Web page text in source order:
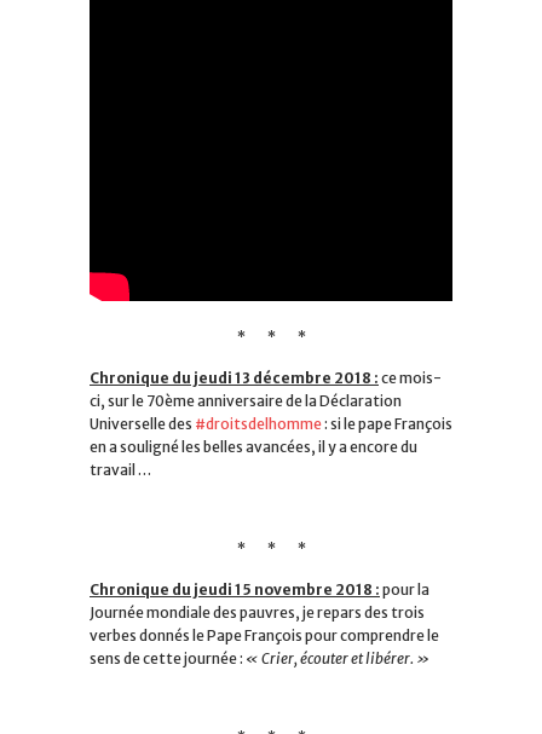
* * *
Chronique du jeudi 13 décembre 2018 : ce mois-
ci, sur le 70ème anniversaire de la Déclaration
Universelle des #droitsdelhomme: si le pape François
en a souligné les belles avancées, il y a encore du
travail …
* * *
Chronique du jeudi 15 novembre 2018 : pour la
Journée mondiale des pauvres, je repars des trois
verbes donnés le Pape François pour comprendre le
sens de cette journée : « Crier, écouter et libérer. »